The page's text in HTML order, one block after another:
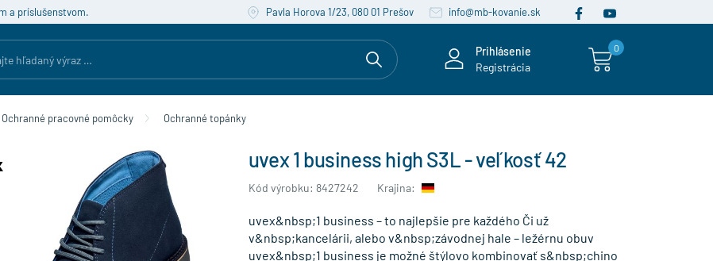
a príslušenstvom. Pavla Horova 1/23, 080 01 Prešov info@mb-kovanie.sk
Prihlásenie
Registrácia
0
Ochranné pracovné pomôcky Ochranné topánky
uvex 1 business high S3L - veľkosť 42
Kód výrobku: 8427242 Krajina:
uvex&nbsp;1 business – to najlepšie pre každého Či už
v&nbsp;kancelárii, alebo v&nbsp;závodnej hale – ležérnu obuv
uvex&nbsp;1 business je možné štýlovo kombinovať s&nbsp;chino